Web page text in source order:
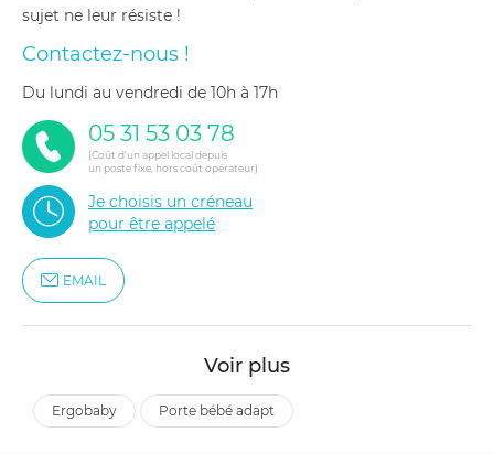
sujet ne leur résiste !
Contactez-nous !
du lundi au vendredi de 10h à 17h
05 31 53 03 78
(Coût d'un appel local depuis
un poste fixe, hors coût opérateur)
Je choisis un créneau
pour être appelé
EMAIL
Voir plus
ergobaby porte bébé adapt